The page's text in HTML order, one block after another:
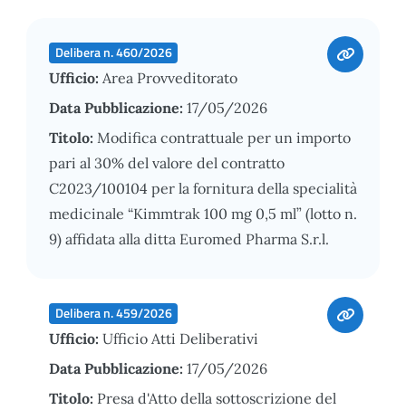
Delibera n. 460/2026
Ufficio: Area Provveditorato
Data Pubblicazione: 17/05/2026
Titolo: Modifica contrattuale per un importo
pari al 30% del valore del contratto
C2023/100104 per la fornitura della specialità
medicinale “Kimmtrak 100 mg 0,5 ml” (lotto n.
9) affidata alla ditta Euromed Pharma S.r.l.
Delibera n. 459/2026
Ufficio: Ufficio Atti Deliberativi
Data Pubblicazione: 17/05/2026
Titolo: Presa d'Atto della sottoscrizione del